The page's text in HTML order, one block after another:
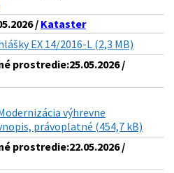
/ Kataster
EX 14/2016-L (2,3 MB)
prostredie:25.05.2026 /
výhrevne
právoplatné (454,7 kB)
prostredie:22.05.2026 /